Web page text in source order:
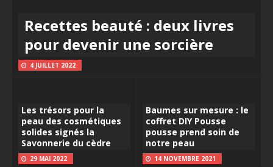
Recettes beauté : deux livres
pour devenir une sorcière
4 JUILLET 2022
Les trésors pour la
peau des cosmétiques
solides signés la
Savonnerie du cèdre
29 MAI 2022
Baumes sur mesure : le
coffret DIY Pousse
pousse prend soin de
notre peau
14 NOVEMBRE 2021